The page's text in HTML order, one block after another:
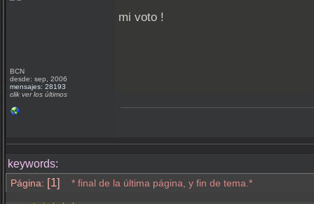
BCN
desde: sep, 2006
mensajes: 28193
clik ver los últimos
mi voto !
keywords:
Página: [1] * final de la última página, y fin de tema.*